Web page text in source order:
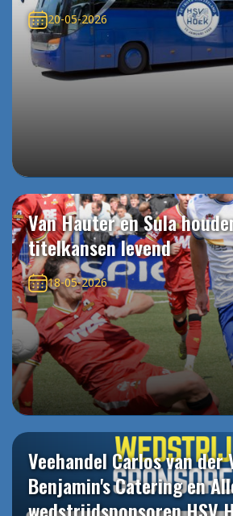
20-05-2026
Van Hauter en Sula
titelkansen levend
18-05-2026
Veehandel Carlos van der
Benjamin's Catering en